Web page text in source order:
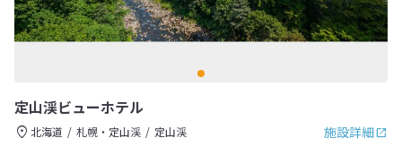
定山渓ビューホテル
施設詳細
北海道 札幌・定山渓
定山渓